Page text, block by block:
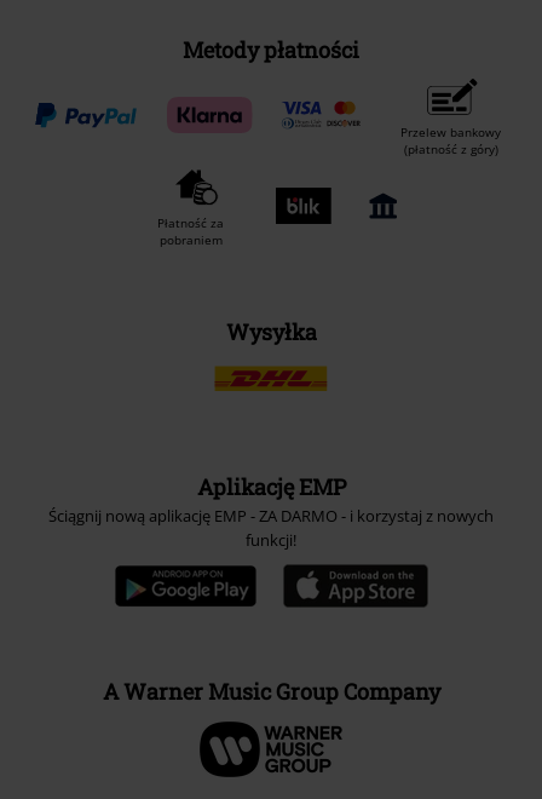
Metody płatności
Przelew bankowy
(płatność z góry)
Płatność za
pobraniem
Wysyłka
Aplikację EMP
Ściągnij nową aplikację EMP - ZA DARMO - i korzystaj z nowych
funkcji!
A Warner Music Group Company